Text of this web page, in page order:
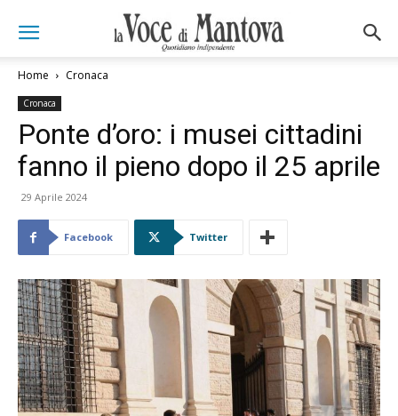
Home Cronaca
Cronaca
Ponte d’oro: i musei cittadini
fanno il pieno dopo il 25 aprile
29 Aprile 2024
Facebook Twitter